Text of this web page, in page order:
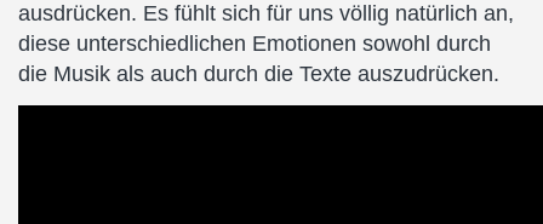
ausdrücken. Es fühlt sich für uns völlig natürlich an,
diese unterschiedlichen Emotionen sowohl durch
die Musik als auch durch die Texte auszudrücken.